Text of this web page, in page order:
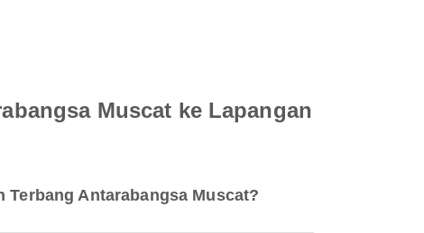
Muscat ke Lapangan
Antarabangsa Muscat?